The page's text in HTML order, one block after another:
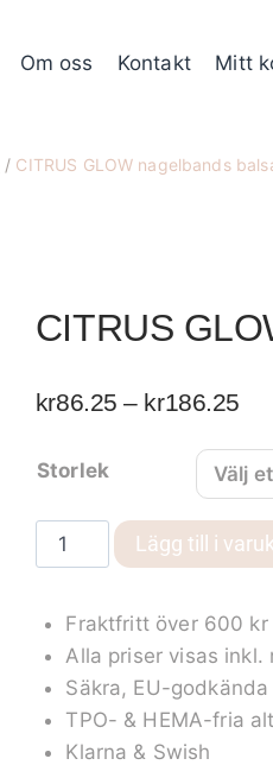
Om oss Kontakt Mitt
/ CITRUS GLOW nagelbands
CITRUS
kr86.25 – kr186.25
till
Storlek
CITRUS
GLOW
balsam
mängd
Lägg till i
Fraktfritt över 600 kr
Alla priser visas inkl.
Säkra, EU-
TPO- & HEMA-fria
Klarna & Swish